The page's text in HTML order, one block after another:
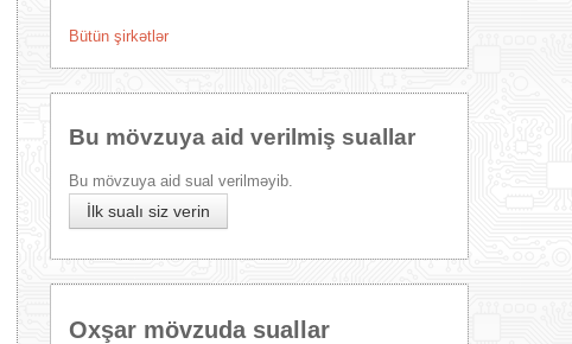
Bütün şirkətlər
Bu mövzuya aid verilmiş suallar
Bu mövzuya aid sual verilməyib.
İlk sualı siz verin
Oxşar mövzuda suallar